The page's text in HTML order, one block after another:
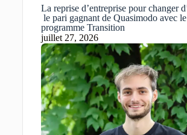
La reprise d’entreprise pour changer
le pari gagnant de Quasimodo avec le
programme Transition
juillet 27, 2026